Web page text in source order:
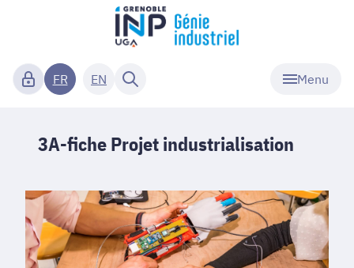
Menu
FR EN
3A-fiche Projet industrialisation